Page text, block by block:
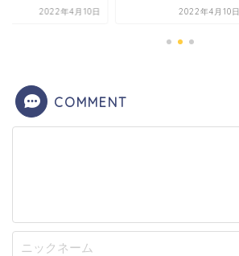
2022年4月10日 2022年4月10日
COMMENT